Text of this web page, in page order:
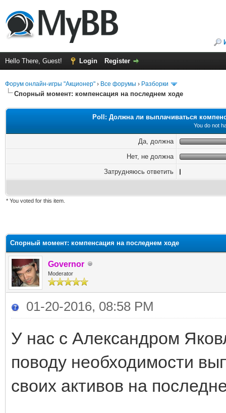
Hello There, Guest! Login Register
Форум онлайн-игры "Акционер" › Все форумы › Разборки
Спорный момент: компенсация на последнем ходе
Poll: Должна ли выплачиваться
You do not
Да, должна
Нет, не должна
Затрудняюсь ответить
* You voted for this item.
Спорный момент: компенсация на последнем ходе
Governor
Moderator
01-20-2016, 08:58 PM
У нас с Александром
поводу необходимости
своих активов на